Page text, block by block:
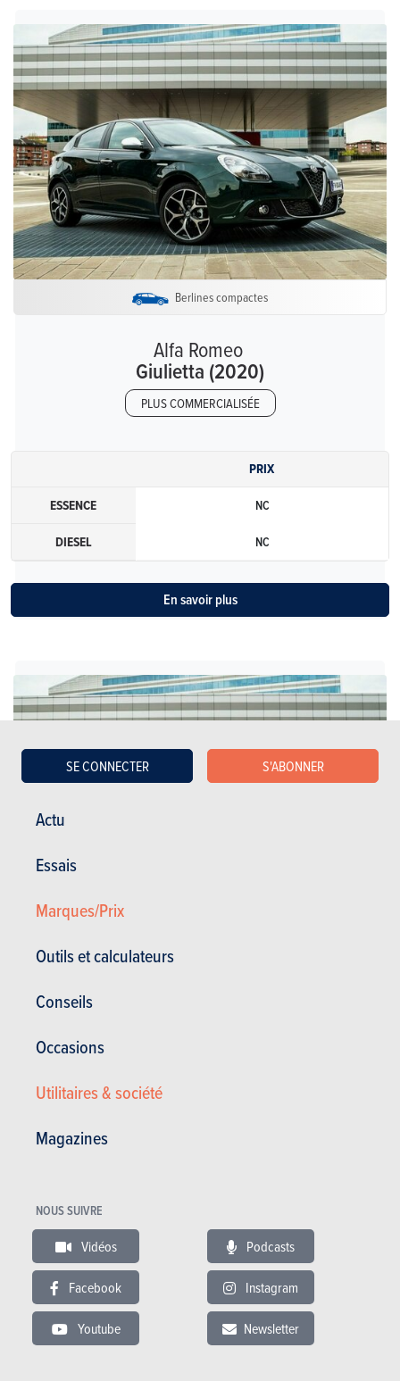
Actu
Essais
Marques/Prix
Outils et calculateurs
Conseils
Occasions
Utilitaires & société
Magazines
SE CONNECTER S'ABONNER
NOUS SUIVRE
Vidéos Podcasts
Facebook Instagram
Youtube Newsletter
Berlines compactes
Alfa Romeo
Giulietta (2020)
PLUS COMMERCIALISÉE
PRIX
ESSENCE
NC
DIESEL NC
En savoir plus
En savoir plus